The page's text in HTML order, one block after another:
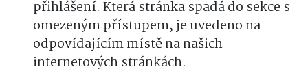
přihlášení. Která stránka spadá do sekce s
omezeným přístupem, je uvedeno na
odpovídajícím místě na našich
internetových stránkách.